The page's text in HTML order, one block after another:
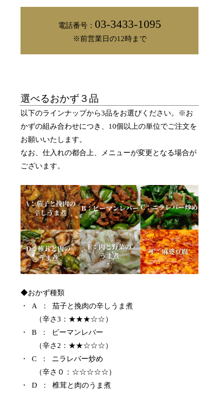
電話番号： 03-3433-1095
※前営業日の12時まで
選べるおかず３品
以下のラインナップから3品をお選びください。※お
かずの組み合わせにつき、10個以上の単位でご注文を
お願いいたします。
なお、仕入れの都合上、メニューが変更となる場合が
ございます。
◆おかず種類
・ A ： 茄子と挽肉の辛しうま煮
（辛さ3：★★★☆☆）
・ B ： ピーマンレバー
（辛さ2：★★☆☆☆）
・ C ： ニラレバー炒め
（辛さ０：☆☆☆☆☆）
・ D ： 椎茸と肉のうま煮